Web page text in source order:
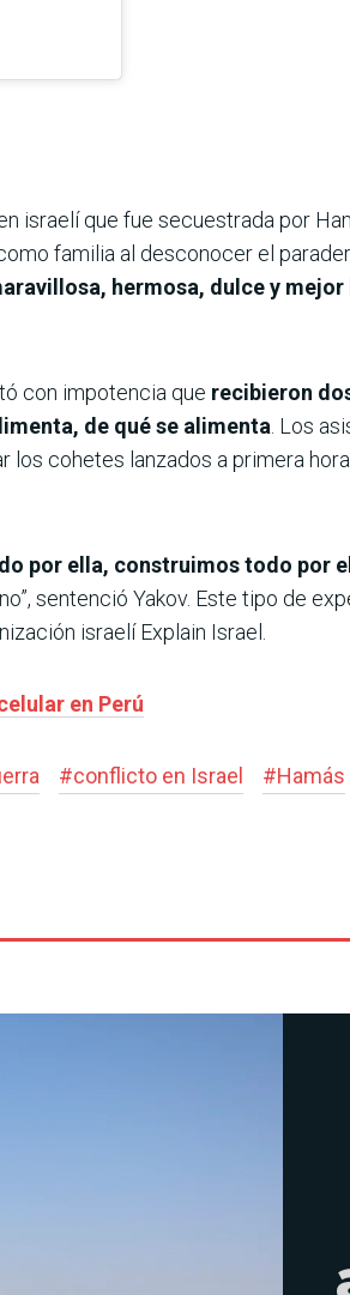
israelí que fue secuestrada por
familia al desconocer el
hermosa, dulce y
con impotencia que recibieron
de qué se alimenta . Los
cohetes lanzados a primera
por ella, construimos todo por
sentenció Yakov. Este tipo de
israelí Explain Israel.
en Perú
#conflicto en Israel #Hamás